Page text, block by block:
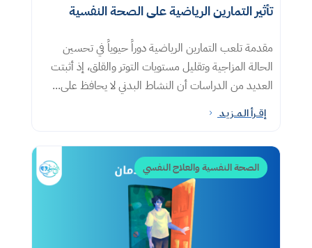
تأثير التمارين الرياضية على الصحة النفسية
مقدمة تلعب التمارين الرياضية دوراً حيوياً في تحسين
الحالة المزاجية وتقليل مستويات التوتر والقلق، إذ أثبتت
العديد من الدراسات أن النشاط البدني لا يحافظ على...
إقــرأ الـمــزيـد 5
الصحة النفسية والعلاج النفسي